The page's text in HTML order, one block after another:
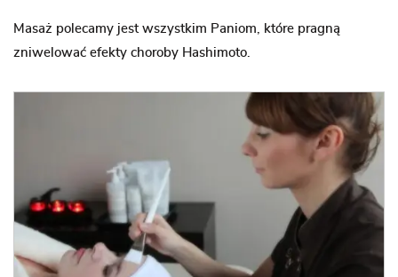
Masaż polecamy jest wszystkim Paniom, które pragną
zniwelować efekty choroby Hashimoto.